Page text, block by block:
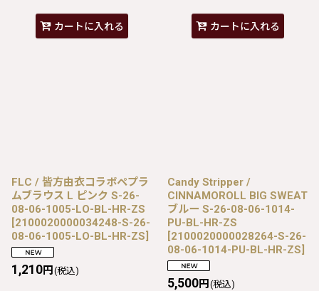
カートに入れる カートに入れる
FLC / 皆方由衣コラボペプラ
ムブラウス L ピンク S-26-
08-06-1005-LO-BL-HR-ZS
[2100020000034248-S-26-
08-06-1005-LO-BL-HR-ZS]
1,210円 (税込)
Candy Stripper /
CINNAMOROLL BIG SWEAT
ブルー S-26-08-06-1014-
PU-BL-HR-ZS
[2100020000028264-S-26-
08-06-1014-PU-BL-HR-ZS]
5,500円 (税込)